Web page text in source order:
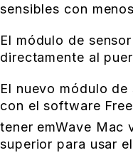
sensibles con
El módulo de
directamente al
El nuevo módulo
con el software
tener emWave Mac
superior para usar